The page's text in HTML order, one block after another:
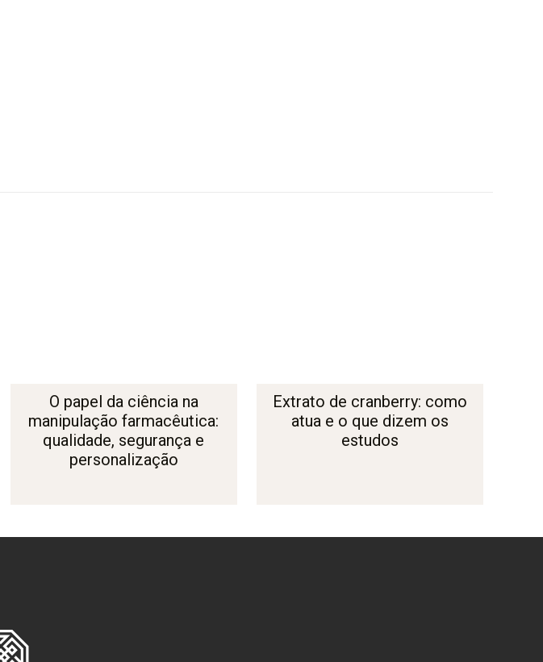
O papel da ciência na
manipulação farmacêutica:
qualidade, segurança e
personalização
Extrato de cranberry: como
atua e o que dizem os
estudos